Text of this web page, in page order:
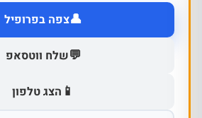
👤צפה בפרופיל
💬שלח ווטסאפ
📱 הצג טלפון